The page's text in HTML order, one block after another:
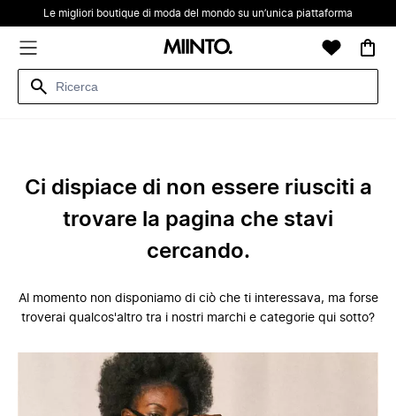
Le migliori boutique di moda del mondo su un’unica piattaforma
Ci dispiace di non essere riusciti a
trovare la pagina che stavi
cercando.
Al momento non disponiamo di ciò che ti interessava, ma forse
troverai qualcos'altro tra i nostri marchi e categorie qui sotto?